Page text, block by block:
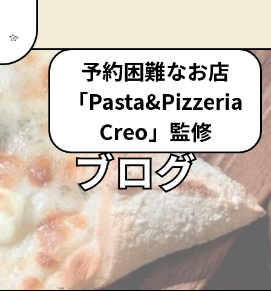
予約困難なお店
「Pasta&Pizzeria
Creo」監修
ブログ
ブログ